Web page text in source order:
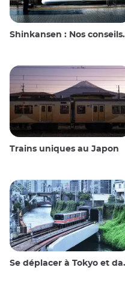
Shinkansen : Nos conseils de voyage pour le train à grande vitesse japonais
Trains uniques au Japon
Se déplacer à Tokyo et dans les environs